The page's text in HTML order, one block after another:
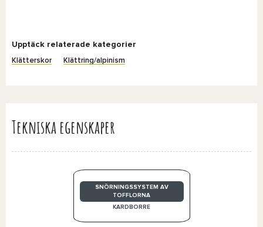
Upptäck relaterade kategorier
Klätterskor Klättring/alpinism
Tekniska egenskaper
SNÖRNINGSSYSTEM AV
TOFFLORNA
KARDBORRE